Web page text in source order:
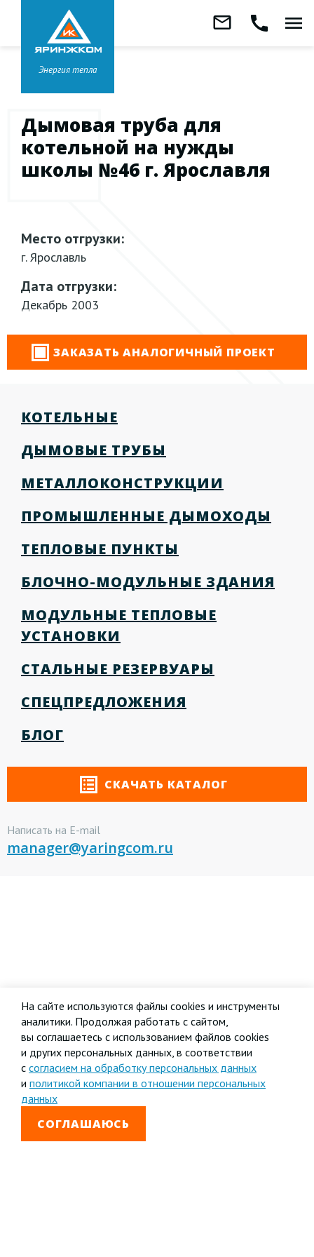
Заказать
Звонок бесплатный
8 800 333-99-01
Головной офис вЯрославле
+7 (4852) 67-96-00
Энергия тепла
mail_outline call menu
Дымовая труба для
котельной на нужды
школы №46 г. Ярославля
Место отгрузки:
г. Ярославль
Дата отгрузки:
Декабрь 2003
ЗАКАЗАТЬ АНАЛОГИЧНЫЙ ПРОЕКТ
КОТЕЛЬНЫЕ
ДЫМОВЫЕ ТРУБЫ
МЕТАЛЛОКОНСТРУКЦИИ
ПРОМЫШЛЕННЫЕ ДЫМОХОДЫ
ТЕПЛОВЫЕ ПУНКТЫ
БЛОЧНО-МОДУЛЬНЫЕ ЗДАНИЯ
МОДУЛЬНЫЕ ТЕПЛОВЫЕ
УСТАНОВКИ
СТАЛЬНЫЕ РЕЗЕРВУАРЫ
СПЕЦПРЕДЛОЖЕНИЯ
БЛОГ
СКАЧАТЬ КАТАЛОГ
Написать на E-mail
manager@yaringcom.ru
На сайте используются файлы cookies и инструменты
аналитики. Продолжая работать с сайтом,
вы соглашаетесь с использованием файлов cookies
и других персональных данных, в соответствии
с согласием на обработку персональных данных
и политикой компании в отношении персональных
данных
СОГЛАШАЮСЬ